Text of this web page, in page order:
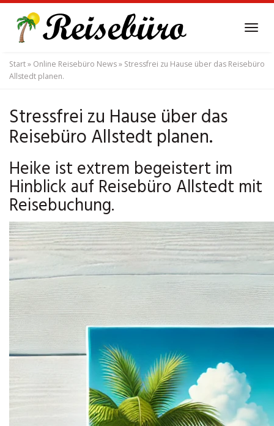
main
content
Start» Online Reisebüro News» Stressfrei zu Hause über das Reisebüro
Allstedt planen.
Stressfrei zu Hause über das
Reisebüro Allstedt planen.
Heike ist extrem begeistert im
Hinblick auf Reisebüro Allstedt mit
Reisebuchung.